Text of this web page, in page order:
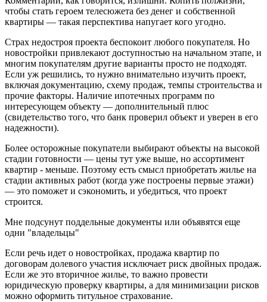
чтобы стать героем телесюжета без денег и собственной
квартиры — такая перспектива напугает кого угодно.
Страх недостроя проекта беспокоит любого покупателя. Но
новостройки привлекают доступностью на начальном этапе, и
многим покупателям другие варианты просто не подходят.
Если уж решились, то нужно внимательно изучить проект,
включая документацию, схему продаж, темпы строительства и
прочие факторы. Наличие ипотечных программ по
интересующем объекту — дополнительный плюс
(свидетельство того, что банк проверил объект и уверен в его
надежности).
Более осторожные покупатели выбирают объекты на высокой
стадии готовности — цены тут уже выше, но ассортимент
квартир - меньше. Поэтому есть смысл приобретать жилье на
стадии активных работ (когда уже построены первые этажи)
— это поможет и сэкономить, и убедиться, что проект
строится.
Мне подсунут поддельные документы или объявятся еще
одни "владельцы"
Если речь идет о новостройках, продажа квартир по
договорам долевого участия исключает риск двойных продаж.
Если же это вторичное жилье, то важно провести
юридическую проверку квартиры, а для минимизации рисков
можно оформить титульное страхование.